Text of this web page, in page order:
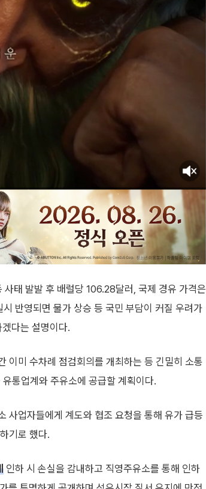
태 발발 후 배럴당 106.28달러, 국제 경유 가격은
반영되면 물가 상승 등 국민 부담이 커질 우려가
다는 설명이다.
이미 수차례 점검회의를 개최하는 등 긴밀히 소통
통업계와 주유소에 공급할 계획이다.
사업자들에게 계도와 협조 요청을 통해 유가 급등
기로 했다.
인하 시 손실을 감내하고 직영주유소를 통해 인하